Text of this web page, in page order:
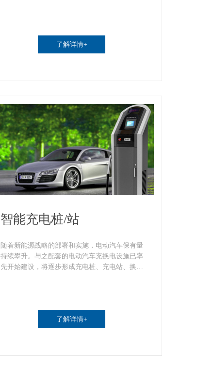
了解详情+
智能充电桩/站
随着新能源战略的部署和实施，电动汽车保有量
持续攀升。与之配套的电动汽车充换电设施已率
先开始建设，将逐步形成充电桩、充电站、换电
了解详情+